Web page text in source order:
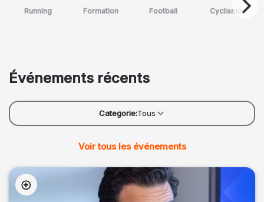
Running Formation Football Cyclismo
Événements récents
Categorie:Tous
Voir tous les événements